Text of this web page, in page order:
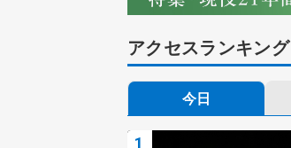
アクセスランキング
今日